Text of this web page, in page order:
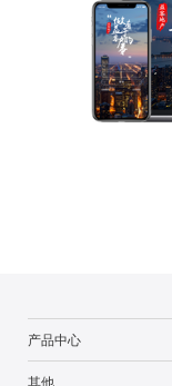
产品中心
其他